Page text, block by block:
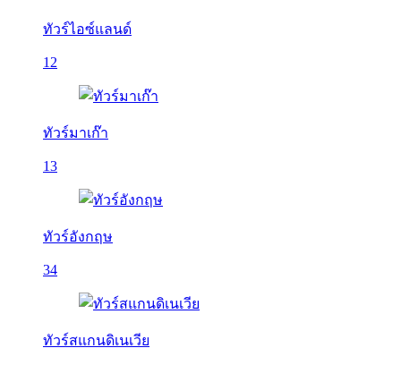
ทัวร์ไอซ์แลนด์
12
ทัวร์มาเก๊า
13
ทัวร์อังกฤษ
34
ทัวร์สแกนดิเนเวีย